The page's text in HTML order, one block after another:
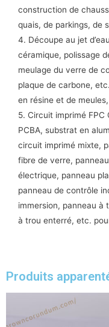
construction de
quais, de parkings, de
4. Découpe au jet
céramique, polissage
meulage du verre de
plaque de carbone,
en résine et de
5. Circuit imprimé
PCBA, substrat en
circuit imprimé mixte,
fibre de verre,
électrique, panneau
panneau de contrôle
immersion, panneau à
à trou enterré, etc.
Produits